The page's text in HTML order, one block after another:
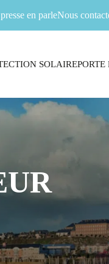
en parleNous
SOLAIRE